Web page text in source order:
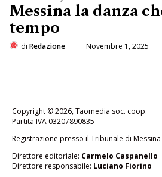
Messina la danza
tempo
di Redazione Novembre 1, 2025
Copyright © 2026, Taomedia soc. coop.
Partita IVA 03207890835
Registrazione presso il Tribunale di
Direttore editoriale: Carmelo Caspanello
Direttore responsabile: Luciano Fiorino